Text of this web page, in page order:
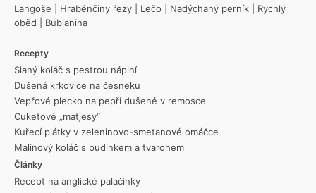
Langoše
Hraběnčiny řezy Lečo Nadýchaný perník
Rychlý
oběd
Bublanina
Recepty
Slaný koláč s pestrou náplní
Dušená krkovice na česneku
Vepřové plecko na pepři dušené v remosce
Cuketové „matjesy“
Kuřecí plátky v zeleninovo-smetanové omáčce
Malinový koláč s pudinkem a tvarohem
Články
Recept na anglické palačinky